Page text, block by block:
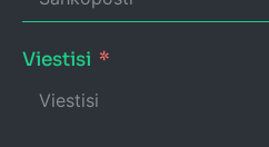
Viestisi